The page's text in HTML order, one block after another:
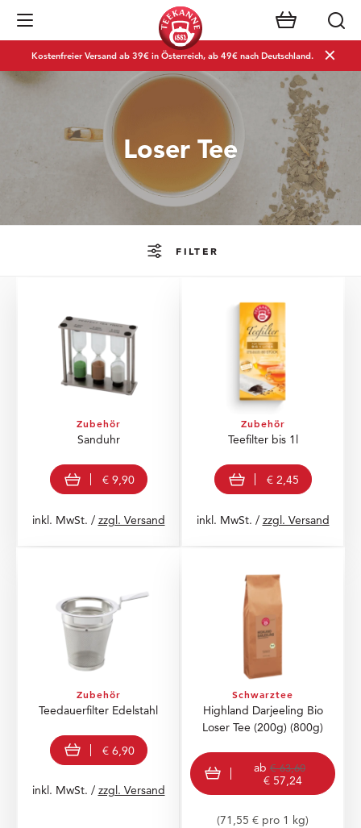
Navigation öffnen
Kostenfreier Versand ab 39€ in Österreich, ab 49€ nach Deutschland.
Loser Tee
FILTER
Zubehör
Sanduhr
In den Warenkorb
€ 9,90
inkl. MwSt. / zzgl. Versand
Zubehör
Teefilter bis 1l
In den Warenkorb
€ 2,45
inkl. MwSt. / zzgl. Versand
Zubehör
Teedauerfilter Edelstahl
In den Warenkorb
€ 6,90
inkl. MwSt. / zzgl. Versand
Schwarztee
Highland Darjeeling Bio
Loser Tee (200g) (800g)
view product
ab€ 63,60
€ 57,24
(71,55 € pro 1 kg)